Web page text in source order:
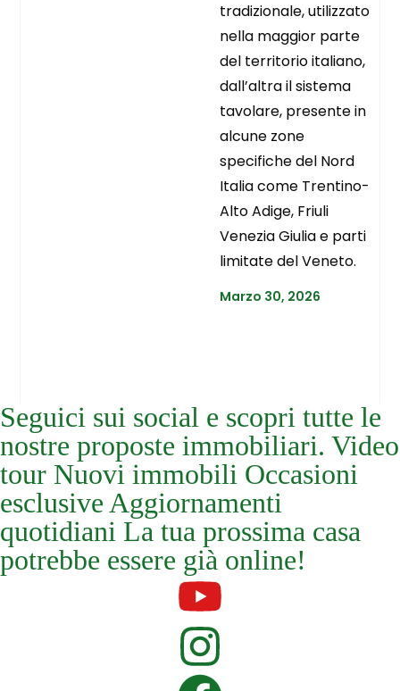
tradizionale, utilizzato
nella maggior parte
del territorio italiano,
dall’altra il sistema
tavolare, presente in
alcune zone
specifiche del Nord
Italia come Trentino-
Alto Adige, Friuli
Venezia Giulia e parti
limitate del Veneto.
Marzo 30, 2026
Seguici sui social e scopri tutte le
nostre proposte immobiliari. Video
tour Nuovi immobili Occasioni
esclusive Aggiornamenti
quotidiani La tua prossima casa
potrebbe essere già online!